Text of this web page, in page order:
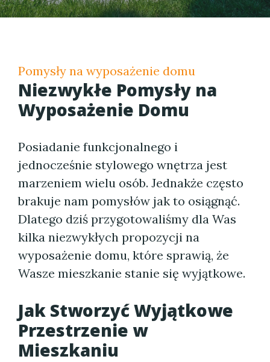
Pomysły na wyposażenie domu
Niezwykłe Pomysły na
Wyposażenie Domu
Posiadanie funkcjonalnego i
jednocześnie stylowego wnętrza jest
marzeniem wielu osób. Jednakże często
brakuje nam pomysłów jak to osiągnąć.
Dlatego dziś przygotowaliśmy dla Was
kilka niezwykłych propozycji na
wyposażenie domu, które sprawią, że
Wasze mieszkanie stanie się wyjątkowe.
Jak Stworzyć Wyjątkowe
Przestrzenie w
Mieszkaniu